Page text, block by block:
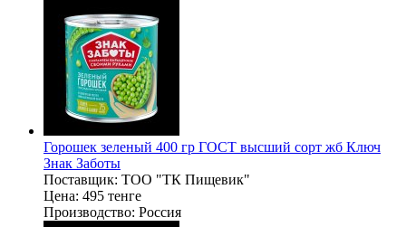
Горошек зеленый 400 гр ГОСТ высший сорт жб Ключ
Знак Заботы
Поставщик: ТОО "ТК Пищевик"
Цена: 495 тенге
Производство: Россия